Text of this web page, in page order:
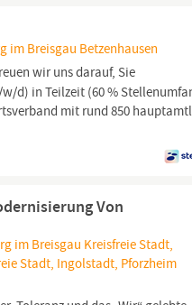
im Breisgau Betzenhausen
wir uns darauf, Sie
d) in Teilzeit (60 %
mit rund 850
Von
im Breisgau Kreisfreie Stadt,
Stadt, Ingolstadt, Pforzheim